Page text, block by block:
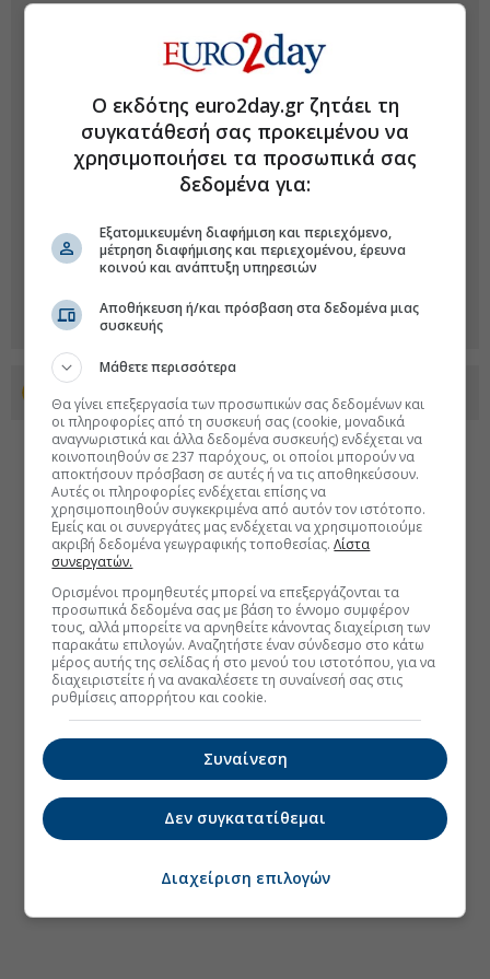
Ο εκδότης euro2day.gr ζητάει τη
συγκατάθεσή σας προκειμένου να
χρησιμοποιήσει τα προσωπικά σας
δεδομένα για:
Εξατομικευμένη διαφήμιση και περιεχόμενο,
μέτρηση διαφήμισης και περιεχομένου, έρευνα
κοινού και ανάπτυξη υπηρεσιών
Αποθήκευση ή/και πρόσβαση στα δεδομένα μιας
συσκευής
Μάθετε περισσότερα
Θα γίνει επεξεργασία των προσωπικών σας δεδομένων και
οι πληροφορίες από τη συσκευή σας (cookie, μοναδικά
αναγνωριστικά και άλλα δεδομένα συσκευής) ενδέχεται να
κοινοποιηθούν σε 237 παρόχους, οι οποίοι μπορούν να
αποκτήσουν πρόσβαση σε αυτές ή να τις αποθηκεύσουν.
Αυτές οι πληροφορίες ενδέχεται επίσης να
χρησιμοποιηθούν συγκεκριμένα από αυτόν τον ιστότοπο.
Εμείς και οι συνεργάτες μας ενδέχεται να χρησιμοποιούμε
ακριβή δεδομένα γεωγραφικής τοποθεσίας.Λίστα
συνεργατών.
Ορισμένοι προμηθευτές μπορεί να επεξεργάζονται τα
προσωπικά δεδομένα σας με βάση το έννομο συμφέρον
τους, αλλά μπορείτε να αρνηθείτε κάνοντας διαχείριση των
παρακάτω επιλογών. Αναζητήστε έναν σύνδεσμο στο κάτω
μέρος αυτής της σελίδας ή στο μενού του ιστοτόπου, για να
διαχειριστείτε ή να ανακαλέσετε τη συναίνεσή σας στις
ρυθμίσεις απορρήτου και cookie.
Συναίνεση
Δεν συγκατατίθεμαι
Διαχείριση επιλογών